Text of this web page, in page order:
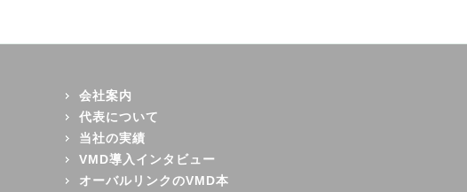
会社案内
代表について
当社の実績
VMD導入インタビュー
オーバルリンクのVMD本